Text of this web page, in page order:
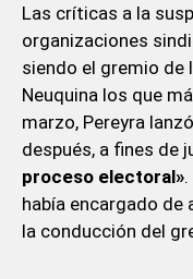
Las críticas a la
organizaciones
siendo el gremio de
Neuquina los que
marzo, Pereyra
después, a fines de
proceso electoral».
había encargado de
la conducción del